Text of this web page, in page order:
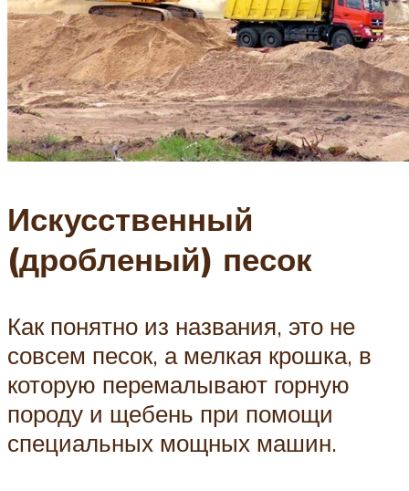
Искусственный
(дробленый) песок
Как понятно из названия, это не
совсем песок, а мелкая крошка, в
которую перемалывают горную
породу и щебень при помощи
специальных мощных машин.